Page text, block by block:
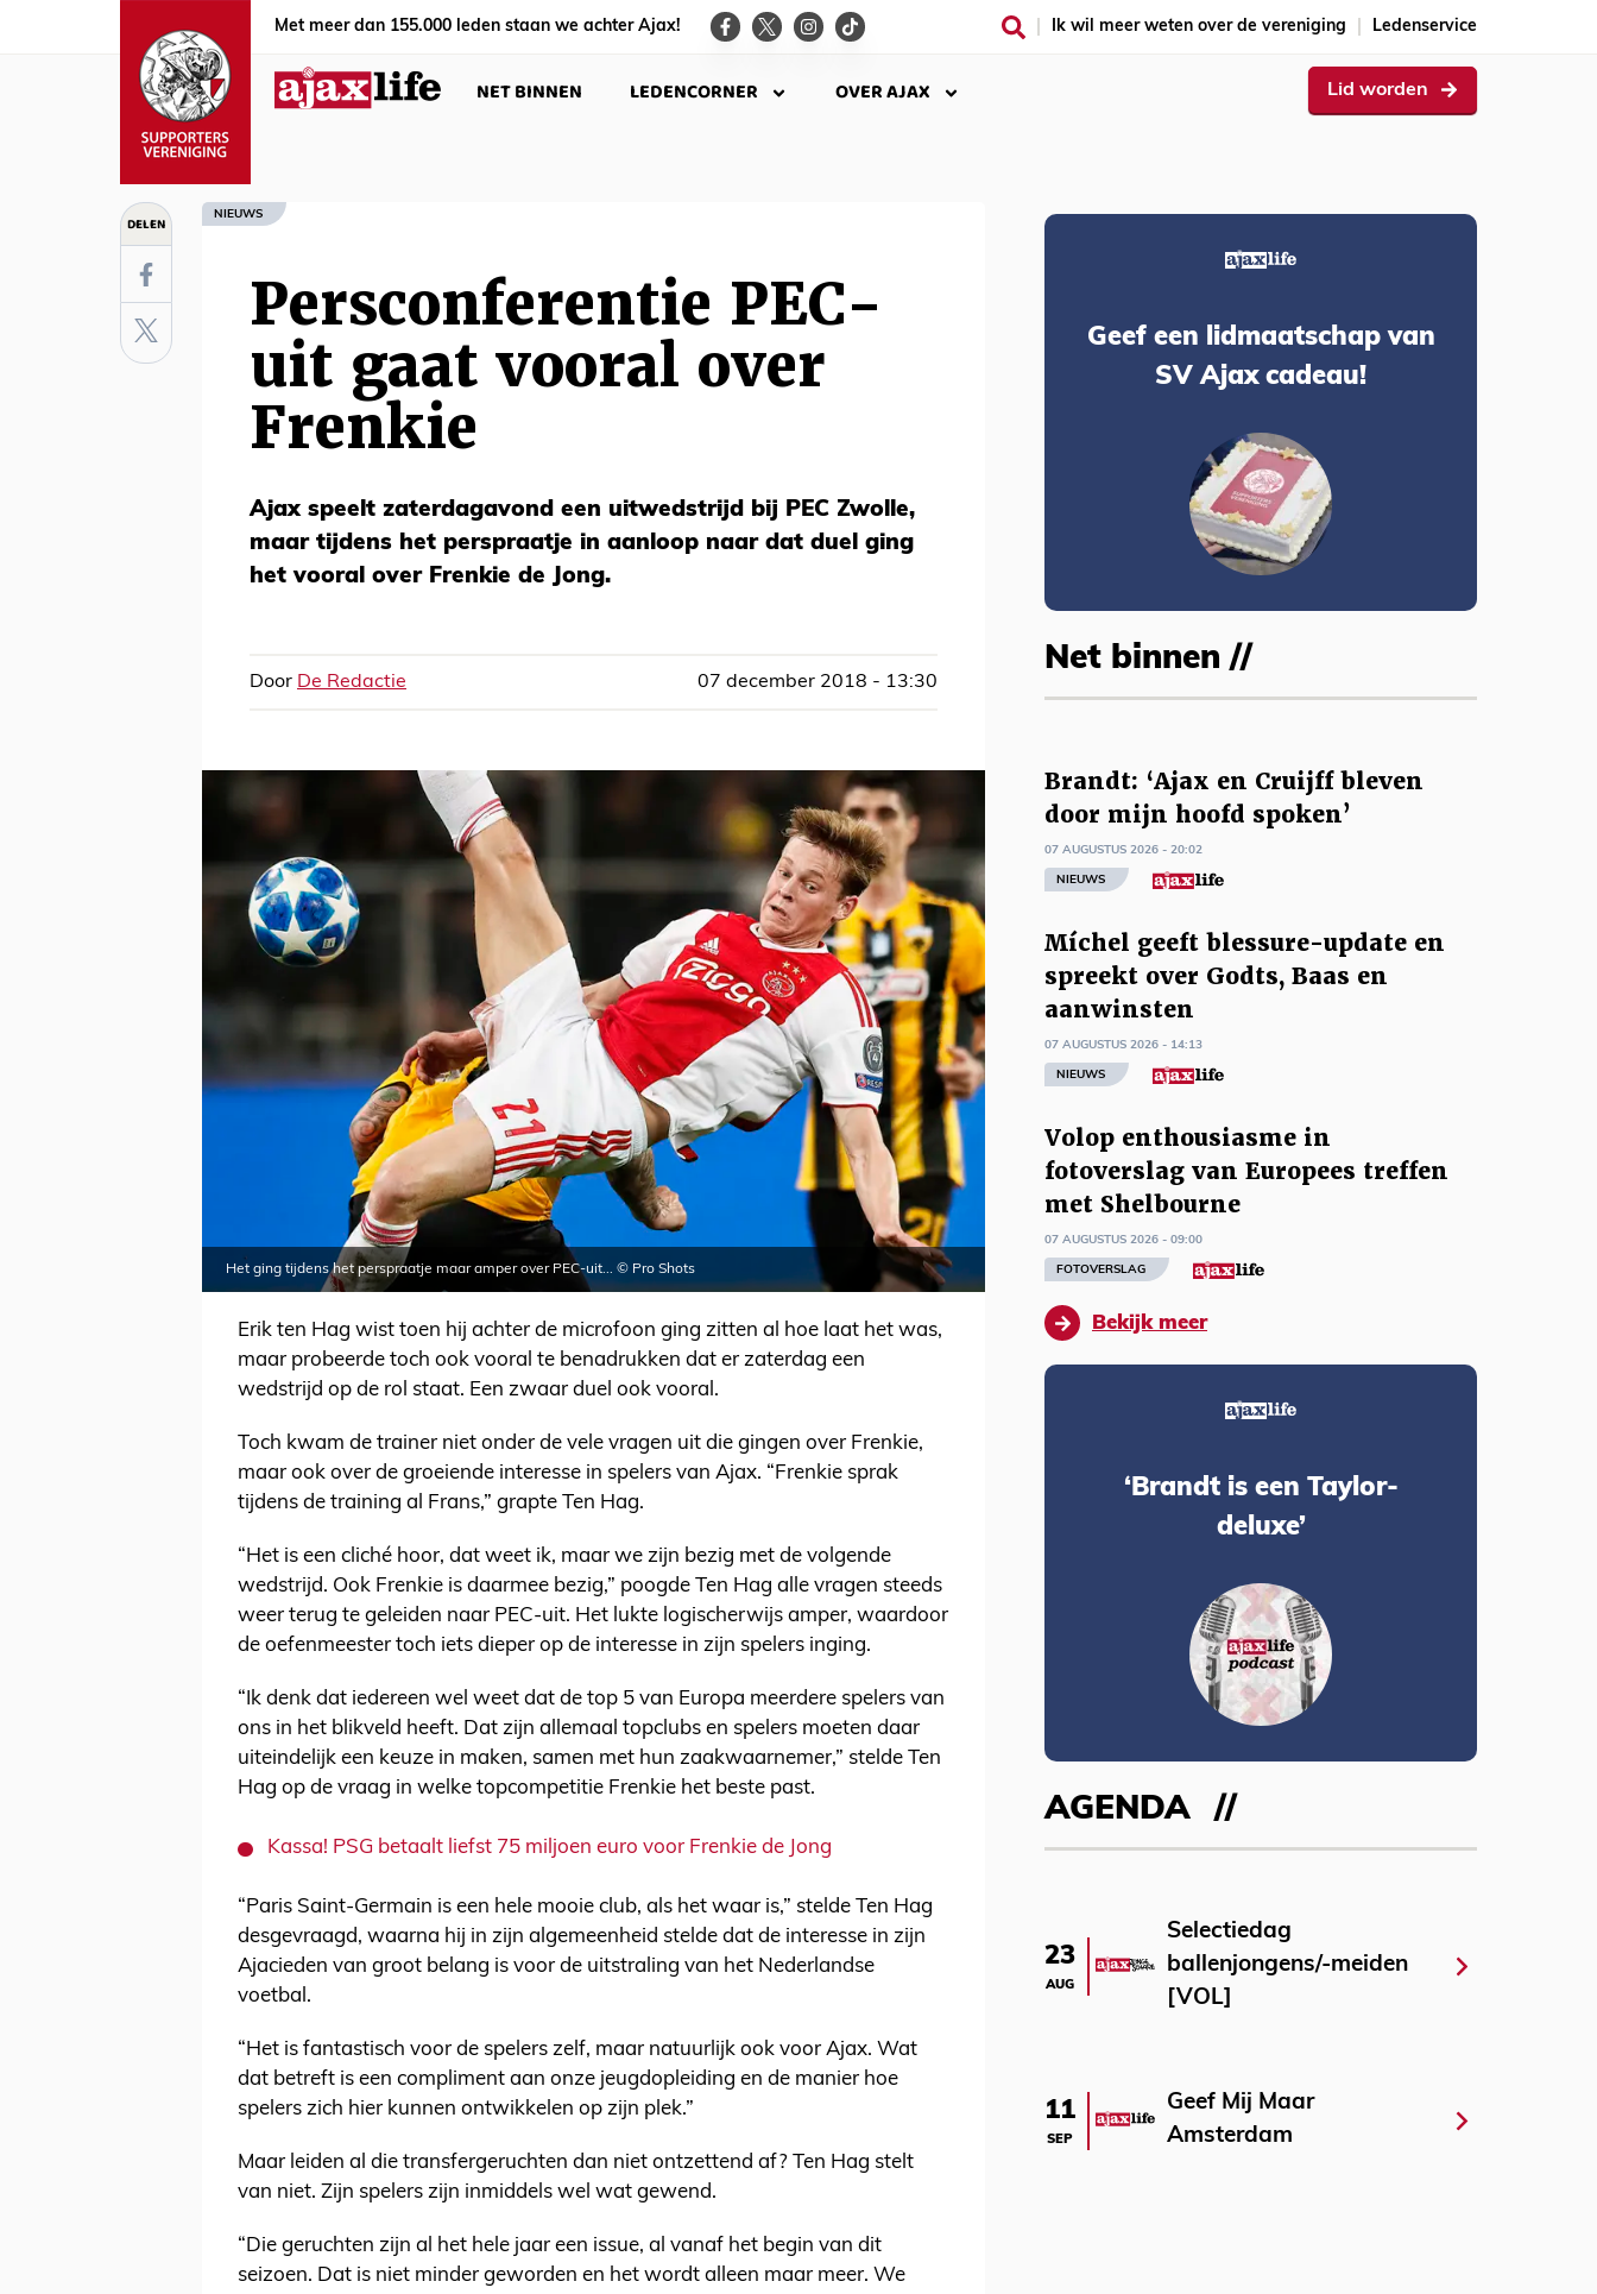
Met meer dan 155.000 leden staan we achter Ajax! Ik wil meer weten over de vereniging Ledenservice
NET BINNEN LEDENCORNER OVER AJAX Lid worden
DELEN NIEUWS
Persconferentie PEC-
uit gaat vooral over
Frenkie
Ajax speelt zaterdagavond een uitwedstrijd bij PEC Zwolle,
maar tijdens het perspraatje in aanloop naar dat duel ging
het vooral over Frenkie de Jong.
Door De Redactie 07 december 2018 - 13:30
Het ging tijdens het perspraatje maar amper over PEC-uit... © Pro Shots
Erik ten Hag wist toen hij achter de microfoon ging zitten al hoe laat het was,
maar probeerde toch ook vooral te benadrukken dat er zaterdag een
wedstrijd op de rol staat. Een zwaar duel ook vooral.
Toch kwam de trainer niet onder de vele vragen uit die gingen over Frenkie,
maar ook over de groeiende interesse in spelers van Ajax. “Frenkie sprak
tijdens de training al Frans,” grapte Ten Hag.
“Het is een cliché hoor, dat weet ik, maar we zijn bezig met de volgende
wedstrijd. Ook Frenkie is daarmee bezig,” poogde Ten Hag alle vragen steeds
weer terug te geleiden naar PEC-uit. Het lukte logischerwijs amper, waardoor
de oefenmeester toch iets dieper op de interesse in zijn spelers inging.
“Ik denk dat iedereen wel weet dat de top 5 van Europa meerdere spelers van
ons in het blikveld heeft. Dat zijn allemaal topclubs en spelers moeten daar
uiteindelijk een keuze in maken, samen met hun zaakwaarnemer,” stelde Ten
Hag op de vraag in welke topcompetitie Frenkie het beste past.
Kassa! PSG betaalt liefst 75 miljoen euro voor Frenkie de Jong
“Paris Saint-Germain is een hele mooie club, als het waar is,” stelde Ten Hag
desgevraagd, waarna hij in zijn algemeenheid stelde dat de interesse in zijn
Ajacieden van groot belang is voor de uitstraling van het Nederlandse
voetbal.
“Het is fantastisch voor de spelers zelf, maar natuurlijk ook voor Ajax. Wat
dat betreft is een compliment aan onze jeugdopleiding en de manier hoe
spelers zich hier kunnen ontwikkelen op zijn plek.”
Maar leiden al die transfergeruchten dan niet ontzettend af? Ten Hag stelt
van niet. Zijn spelers zijn inmiddels wel wat gewend.
“Die geruchten zijn al het hele jaar een issue, al vanaf het begin van dit
seizoen. Dat is niet minder geworden en het wordt alleen maar meer. We
Geef een lidmaatschap van
SV Ajax cadeau!
Net binnen //
Brandt: ‘Ajax en Cruijff bleven
door mijn hoofd spoken’
07 AUGUSTUS 2026 - 20:02
NIEUWS
Míchel geeft blessure-update en
spreekt over Godts, Baas en
aanwinsten
07 AUGUSTUS 2026 - 14:13
NIEUWS
Volop enthousiasme in
fotoverslag van Europees treffen
met Shelbourne
07 AUGUSTUS 2026 - 09:00
FOTOVERSLAG
Bekijk meer
‘Brandt is een Taylor-
deluxe’
AGENDA
23
AUG
Selectiedag
ballenjongens/-meiden
[VOL]
11
SEP
Geef Mij Maar
Amsterdam